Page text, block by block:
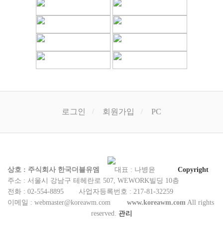
로그인 회원가입 PC
상호 : 주식회사 한국더블유엠
대표 : 나병윤
주소 : 서울시 강남구 테헤란로 507, WEWORK빌딩 10층
전화 : 02-554-8895
사업자등록번호 : 217-81-32259
이메일 : webmaster@koreawm.com
Copyright
www.koreawm.com All rights
reserved. 관리